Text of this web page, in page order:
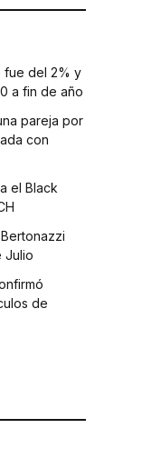
fue del 2% y
a fin de año
pareja por
con
el Black
Julio
de